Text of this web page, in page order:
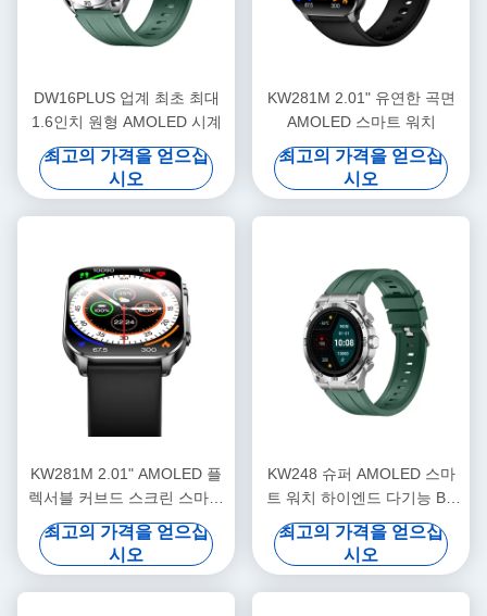
DW16PLUS 업계 최초 최대
1.6인치 원형 AMOLED 시계
최고의 가격을 얻으십
시오
KW281M 2.01" 유연한 곡면
AMOLED 스마트 워치
최고의 가격을 얻으십
시오
KW281M 2.01" AMOLED 플
렉서블 커브드 스크린 스마트
워치 PVD 금속 프레임
최고의 가격을 얻으십
시오
KW248 슈퍼 AMOLED 스마
트 워치 하이엔드 다기능 BT
호출 모델
최고의 가격을 얻으십
시오